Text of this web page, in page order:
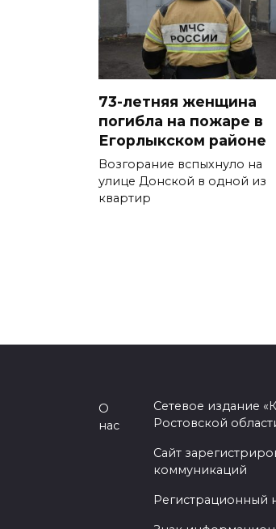
73-летняя женщина
погибла на пожаре в
Егорлыкском районе
Возгорание вспыхнуло на
улице Донской в одной из
квартир
О
нас
Сетевое издание
Ростовской
Сайт
коммуникаций
Регистрационный